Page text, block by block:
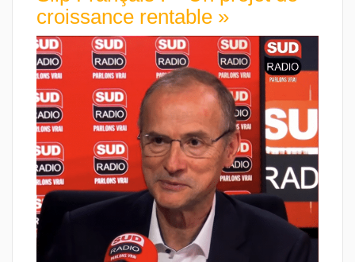
croissance rentable »